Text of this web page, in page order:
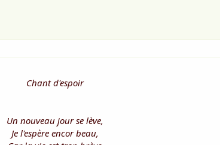
Chant d'espoir
Un nouveau jour se lève,
Je l'espère encor beau,